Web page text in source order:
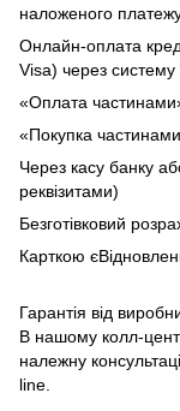
наложеного
Онлайн-оплата
Visa) через
«Оплата
«Покупка
Через касу банку
реквізитами)
Безготівковий
Карткою
Гарантія від
В нашому колл-
належну
line.